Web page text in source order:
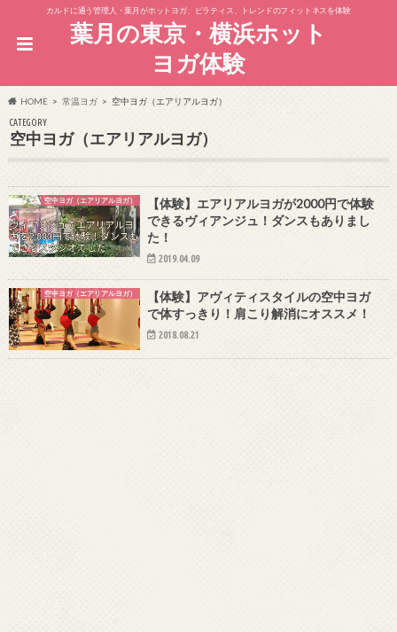
カルドに通う管理人・葉月がホットヨガ、ピラティス、トレンドのフィットネスを体験
葉月の東京・横浜ホット
ヨガ体験
HOME 常温ヨガ 空中ヨガ（エアリアルヨガ）
CATEGORY
空中ヨガ（エアリアルヨガ）
空中ヨガ（エアリアルヨガ）
【体験】エアリアルヨガが2000円で体験
できるヴィアンジュ！ダンスもありまし
た！
2019.04.09
空中ヨガ（エアリアルヨガ）
【体験】アヴィティスタイルの空中ヨガ
で体すっきり！肩こり解消にオススメ！
2018.08.21